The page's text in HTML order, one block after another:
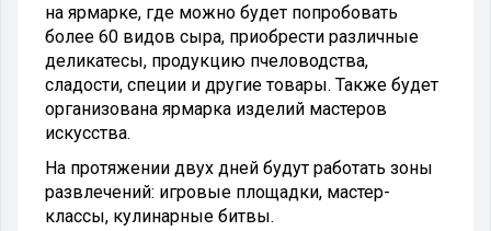
на ярмарке, где можно будет попробовать
более 60 видов сыра, приобрести различные
деликатесы, продукцию пчеловодства,
сладости, специи и другие товары. Также будет
организована ярмарка изделий мастеров
искусства.
На протяжении двух дней будут работать зоны
развлечений: игровые площадки, мастер-
классы, кулинарные битвы.